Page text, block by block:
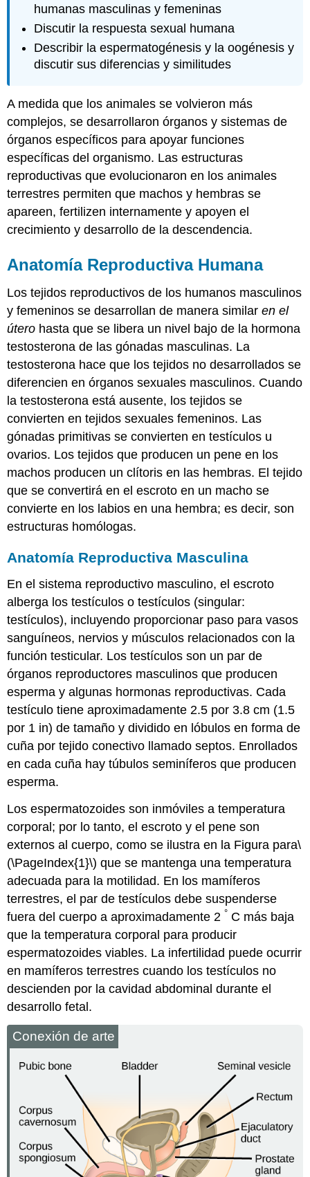
humanas masculinas y femeninas
Discutir la respuesta sexual humana
Describir la espermatogénesis y la oogénesis y
discutir sus diferencias y similitudes
A medida que los animales se volvieron más
complejos, se desarrollaron órganos y sistemas de
órganos específicos para apoyar funciones
específicas del organismo. Las estructuras
reproductivas que evolucionaron en los animales
terrestres permiten que machos y hembras se
apareen, fertilizen internamente y apoyen el
crecimiento y desarrollo de la descendencia.
Anatomía Reproductiva Humana
Los tejidos reproductivos de los humanos masculinos
y femeninos se desarrollan de manera similaren el
útero hasta que se libera un nivel bajo de la hormona
testosterona de las gónadas masculinas. La
testosterona hace que los tejidos no desarrollados se
diferencien en órganos sexuales masculinos. Cuando
la testosterona está ausente, los tejidos se
convierten en tejidos sexuales femeninos. Las
gónadas primitivas se convierten en testículos u
ovarios. Los tejidos que producen un pene en los
machos producen un clítoris en las hembras. El tejido
que se convertirá en el escroto en un macho se
convierte en los labios en una hembra; es decir, son
estructuras homólogas.
Anatomía Reproductiva Masculina
En el sistema reproductivo masculino, elescroto
alberga los testículos o testículos (singular:
testículos), incluyendo proporcionar paso para vasos
sanguíneos, nervios y músculos relacionados con la
función testicular. Lostestículos son un par de
órganos reproductores masculinos que producen
esperma y algunas hormonas reproductivas. Cada
testículo tiene aproximadamente 2.5 por 3.8 cm (1.5
por 1 in) de tamaño y dividido en lóbulos en forma de
cuña por tejido conectivo llamado septos. Enrollados
en cada cuña hay túbulos seminíferos que producen
esperma.
Los espermatozoides son inmóviles a temperatura
corporal; por lo tanto, el escroto y el pene son
externos al cuerpo, como se ilustra en la Figura para\
(\PageIndex{1}\) que se mantenga una temperatura
adecuada para la motilidad. En los mamíferos
terrestres, el par de testículos debe suspenderse
fuera del cuerpo a aproximadamente 2 ° C más baja
que la temperatura corporal para producir
espermatozoides viables. La infertilidad puede ocurrir
en mamíferos terrestres cuando los testículos no
descienden por la cavidad abdominal durante el
desarrollo fetal.
Conexión de arte